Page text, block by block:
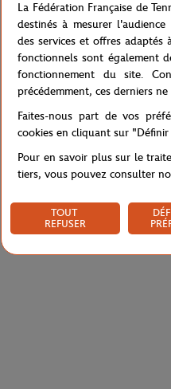
La teinte terre battue
touche d'élégance distinctive.
apposé sur la branche et
l'authenticité de cette
parfaitement héritage
Caractéristiques
La Fédération Française de
destinés à mesurer
des services et offres adaptés
fonctionnels sont également
fonctionnement du site.
précédemment, ces derniers
Faites-nous part de vos
cookies en cliquant sur
Pour en savoir plus sur le
tiers, vous pouvez consulter
TOUT
REFUSER